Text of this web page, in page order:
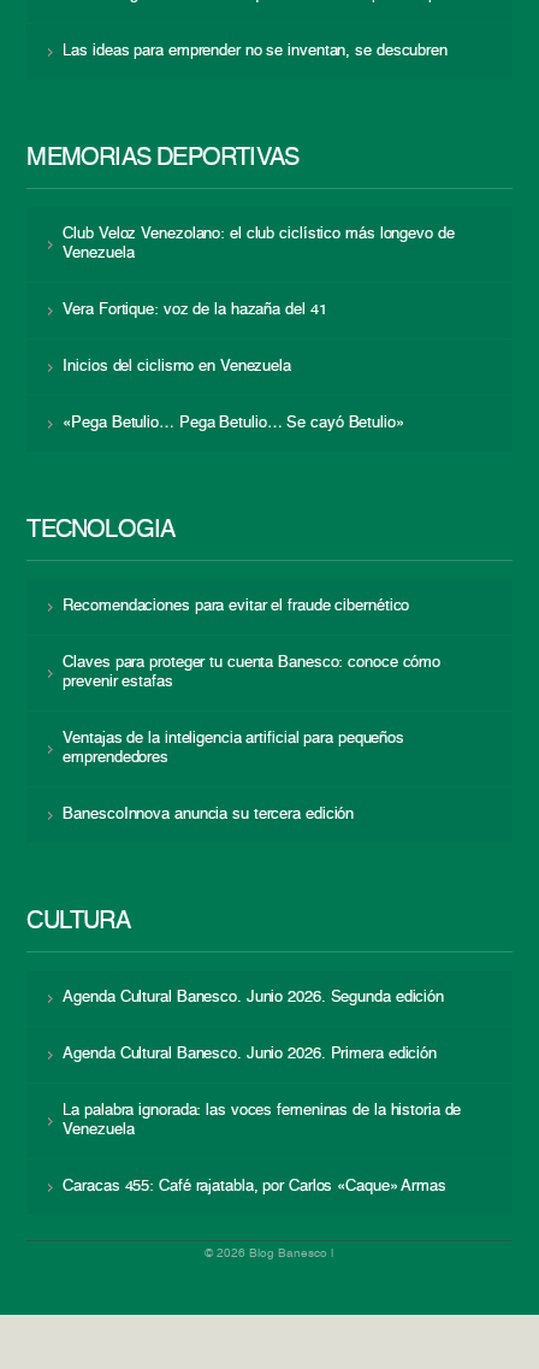
Las ideas para emprender no se inventan, se descubren
MEMORIAS DEPORTIVAS
Club Veloz Venezolano: el club ciclístico más longevo de
Venezuela
Vera Fortique: voz de la hazaña del 41
Inicios del ciclismo en Venezuela
«Pega Betulio… Pega Betulio… Se cayó Betulio»
TECNOLOGÍA
Recomendaciones para evitar el fraude cibernético
Claves para proteger tu cuenta Banesco: conoce cómo
prevenir estafas
Ventajas de la inteligencia artificial para pequeños
emprendedores
BanescoInnova anuncia su tercera edición
CULTURA
Agenda Cultural Banesco. Junio 2026. Segunda edición
Agenda Cultural Banesco. Junio 2026. Primera edición
La palabra ignorada: las voces femeninas de la historia de
Venezuela
Caracas 455: Café rajatabla, por Carlos «Caque» Armas
© 2026 Blog Banesco |